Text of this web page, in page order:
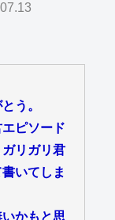
う。
ピソード
リガリ君
いてしま
かもと思